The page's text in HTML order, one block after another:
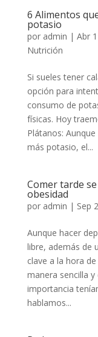
6 Alimentos
potasio
por admin | Abr
Nutrición
Si sueles tener
opción para
consumo de
físicas. Hoy
Plátanos:
más potasio, el...
Comer tarde
obesidad
por admin | Sep
Aunque hacer
libre, además de
clave a la hora
manera sencilla
importancia
hablamos...